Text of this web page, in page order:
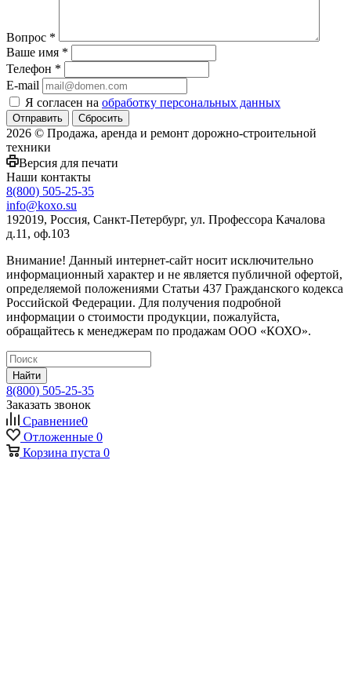
Вопрос *
Ваше имя *
Телефон *
E-mail
Я согласен на обработку персональных данных
Сбросить
2026 © Продажа, аренда и ремонт дорожно-строительной
техники
Версия для печати
Наши контакты
8(800) 505-25-35
info@koxo.su
192019, Россия, Санкт-Петербург, ул. Профессора Качалова
д.11, оф.103
Внимание! Данный интернет-сайт носит исключительно
информационный характер и не является публичной офертой,
определяемой положениями Статьи 437 Гражданского кодекса
Российской Федерации. Для получения подробной
информации о стоимости продукции, пожалуйста,
обращайтесь к менеджерам по продажам ООО «КОХО».
Найти
8(800) 505-25-35
Заказать звонок
Сравнение0
Отложенные 0
Корзина пуста 0